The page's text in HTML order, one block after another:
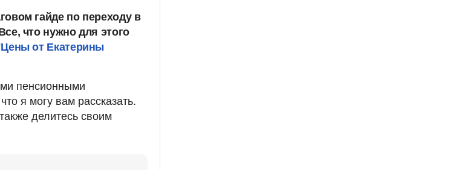
гайде по переходу в
что нужно для этого
от Екатерины
пенсионными
я могу вам рассказать.
делитесь своим